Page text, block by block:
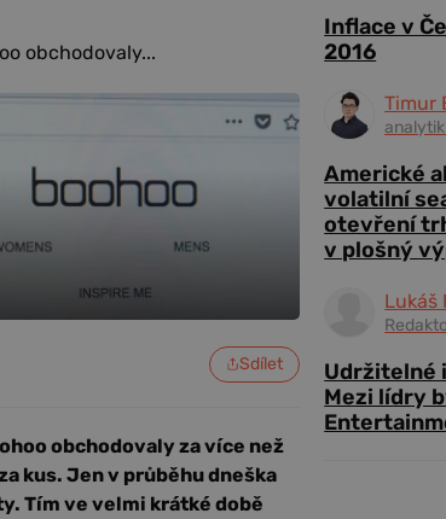
obchodovaly...
Sdílet
obchodovaly za více než
kus. Jen v průběhu dneška
Tím ve velmi krátké době
Inflace v
2016
Timur
analytik
Americké
volatilní
otevření
v plošný
Lukáš
Udržitelné
Mezi lídry